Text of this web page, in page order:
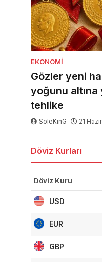
EKONOMI
Gözler yeni
yoğunu altına
tehlike
SoleKinG 21
Döviz Kurları
Döviz Kuru
USD
EUR
GBP